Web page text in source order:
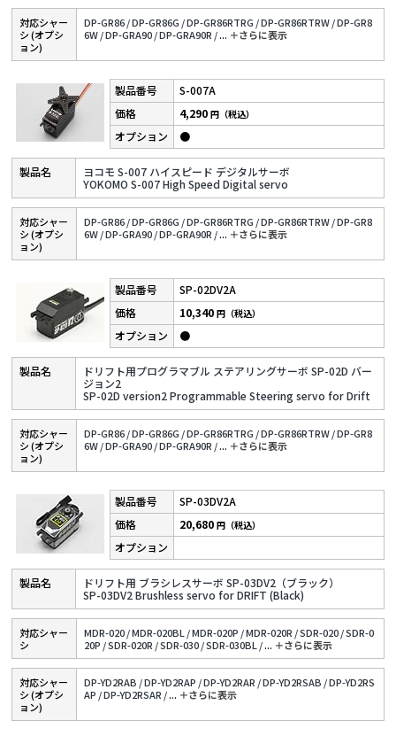
対応シャー
シ (オプシ
ョン)
DP-GR86 /DP-GR86G /DP-GR86RTRG /DP-GR86RTRW /DP-GR8
6W /DP-GRA90 /DP-GRA90R /... ＋さらに表⽰
S-007A
ヨコモ S-007 ハイスピード デジタルサーボ
YOKOMO S-007 High Speed Digital servo
4,290円（税込）
●
対応シャー
シ (オプシ
ョン)
DP-GR86 /DP-GR86G /DP-GR86RTRG /DP-GR86RTRW /DP-GR8
6W /DP-GRA90 /DP-GRA90R /... ＋さらに表⽰
SP-02DV2A
ドリフト用プログラマブル ステアリングサーボ SP-02D バー
ジョン2
SP-02D version2 Programmable Steering servo for Drift
10,340円（税込）
●
対応シャー
シ (オプシ
ョン)
DP-GR86 /DP-GR86G /DP-GR86RTRG /DP-GR86RTRW /DP-GR8
6W /DP-GRA90 /DP-GRA90R /... ＋さらに表⽰
SP-03DV2A
ドリフト用 ブラシレスサーボ SP-03DV2（ブラック）
SP-03DV2 Brushless servo for DRIFT (Black)
20,680円（税込）
対応シャー
シ
MDR-020 /MDR-020BL /MDR-020P /MDR-020R /SDR-020 /SDR-0
20P /SDR-020R /SDR-030 /SDR-030BL /... ＋さらに表⽰
対応シャー
シ (オプシ
ョン)
DP-YD2RAB /DP-YD2RAP /DP-YD2RAR /DP-YD2RSAB /DP-YD2RS
AP /DP-YD2RSAR /... ＋さらに表⽰